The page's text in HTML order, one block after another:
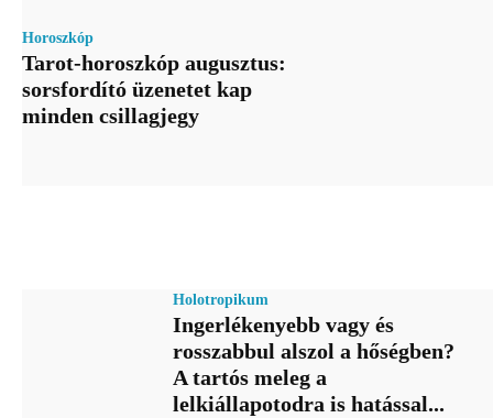
Horoszkóp
Tarot-horoszkóp augusztus:
sorsfordító üzenetet kap
minden csillagjegy
Holotropikum
Ingerlékenyebb vagy és
rosszabbul alszol a hőségben?
A tartós meleg a
lelkiállapotodra is hatással...